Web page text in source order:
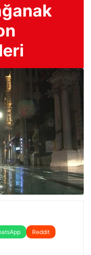
Reddit